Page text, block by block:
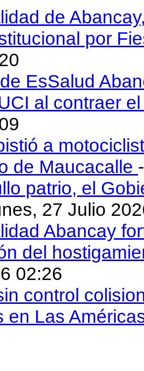
de
por
EsSalud
al contraer
a
de Maucacalle
patrio, el
27 Julio
Abancay
del
02:26
control
en Las